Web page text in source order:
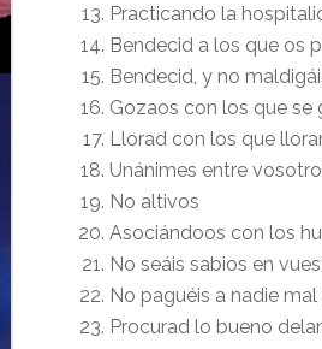
Practicando la
Bendecid a los que os
Bendecid, y no
Gozaos con los que se
Llorad con los que
Unánimes entre
No altivos
Asociándoos con los
No seáis sabios en
No paguéis a nadie
Procurad lo bueno